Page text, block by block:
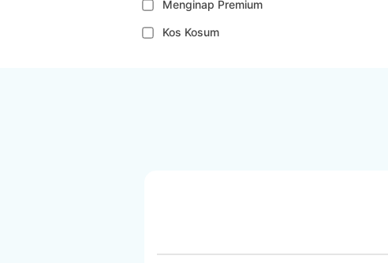
Menginap Premium
Kos Kosum